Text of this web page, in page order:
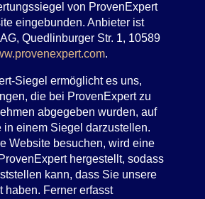
von ProvenExpert
eingebunden. Anbieter ist
Quedlinburger Str. 1, 10589
.
Siegel ermöglicht es uns,
die bei ProvenExpert zu
abgegeben wurden, auf
in einem Siegel darzustellen.
Website besuchen, wird eine
hergestellt, sodass
kann, dass Sie unsere
haben. Ferner erfasst